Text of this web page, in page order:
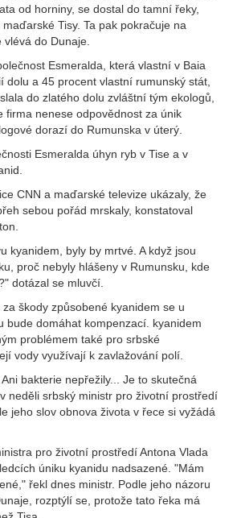
od horniny, se dostal do tamní řeky,
Tisy. Ta pak pokračuje na
do Dunaje.
Esmeralda, která vlastní v Baia
dolu a 45 procent vlastní rumunský stát,
do zlatého dolu zvláštní tým ekologů,
firma nenese odpovědnost za únik
dorazí do Rumunska v úterý.
Esmeralda úhyn ryb v Tise a v
CNN a maďarské televize ukázaly, že
sebou pořád mrskaly, konstatoval
kyanidem, byly by mrtvé. A když jsou
proč nebyly hlášeny v Rumunsku, kde
dotázal se mluvčí.
škody způsobené kyanidem se u
bude domáhat kompenzací. kyanidem
problémem také pro srbské
vody využívají k zavlažování polí.
bakterie nepřežily... Je to skutečná
neděli srbský ministr pro životní prostředí
jeho slov obnova života v řece si vyžádá
pro životní prostředí Antona Vlada
úniku kyanidu nadsazené. "Mám
řekl dnes ministr. Podle jeho názoru
rozptýlí se, protože tato řeka má